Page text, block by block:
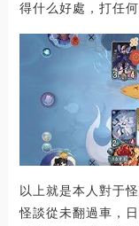
得什么好處，打任
以上就是本人對于
怪談從未翻過車，